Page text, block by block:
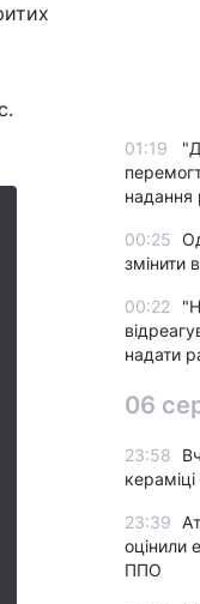
01:19
надання
00:25
змінити
00:22
надати
06
23:58
23:39
оцінили
ППО